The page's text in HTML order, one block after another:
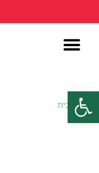
פתח סרגל נגישות
דף הבית